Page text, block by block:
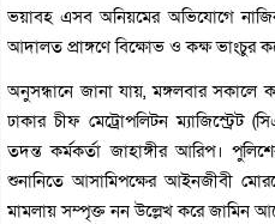
ভয়াবহ এসব অনিয়মের অভিযোগে
আদালত প্রাঙ্গণে বিক্ষোভ ও কক্ষ ভাংচুর
অনুসন্ধানে জানা যায়, মঙ্গলবার সকালে
ঢাকার চীফ মেট্রোপলিটন
তদন্ত কর্মকর্তা জাহাঙ্গীর আরিপ।
শুনানিতে আসামিপক্ষের আইনজীবী
মামলায় সম্পৃক্ত নন উল্লেখ করে জামিন